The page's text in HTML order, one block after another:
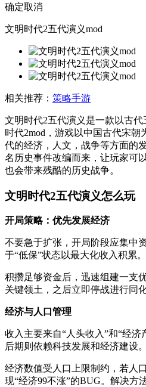
确定取消
文明时代2五代演义mod
相关推荐： 策略手游
文明时代2五代演义是一款以古
时代2mod，游戏以中国古代宋
代的经济，人文，战争等方面的
名历史事件改编而来，让玩家可
也会带来残酷的历史战争。
文明时代2五代演义怎么玩
‌开局策略：优先发展经济‌
不要急于扩张，开局阶段应集中
于“低保”状态以最大化收入积累。
积攒足够资金后，迅速组建一支
关键领土，之后立即停战进行同化
‌经济与人口管理‌
收入主要来自“人头收入”和“经济
后期则依赖科技发展和经济建设。
经济数值受人口上限制约，若人
现“经济99不涨”的BUG。解决方